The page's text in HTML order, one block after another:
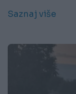
Saznaj više